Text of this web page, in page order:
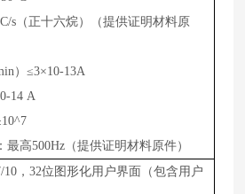
s（正十六烷）（提供证明材料原
）≤3×10-13A
14 A
最高500Hz（提供证明材料原件）
10，32位图形化用户界面（包含用户